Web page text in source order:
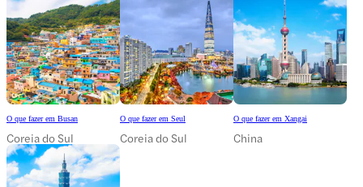
O que fazer em Busan
Coreia do Sul
O que fazer em Seul
Coreia do Sul
O que fazer em Xangai
China